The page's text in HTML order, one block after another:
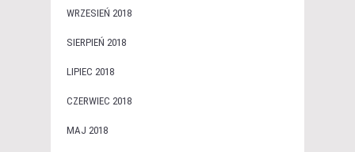
WRZESIEŃ 2018
SIERPIEŃ 2018
LIPIEC 2018
CZERWIEC 2018
MAJ 2018